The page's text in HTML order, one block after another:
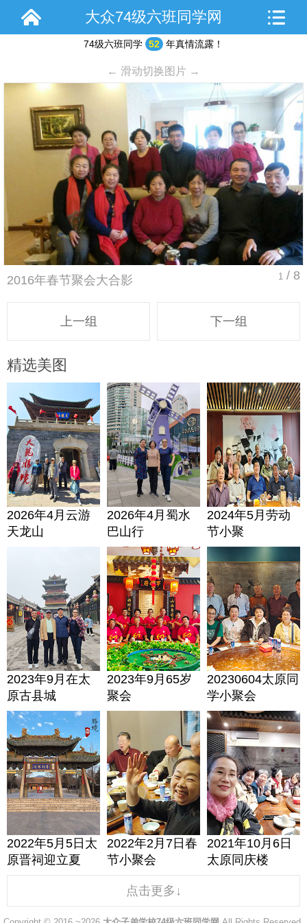
大众74级六班同学网
74级六班同学 52 年真情流露！
← 滑动切换图片 →
1 / 8
2016年春节聚会大合影
上一组 下一组
精选美图
2026年4月云游
天龙山
2026年4月蜀水
巴山行
2024年5月劳动
节小聚
2023年9月在太
原古县城
2023年9月65岁
聚会
20230604太原同
学小聚会
2022年5月5日太
原晋祠迎立夏
2022年2月7日春
节小聚会
2021年10月6日
太原同庆楼
点击更多↓